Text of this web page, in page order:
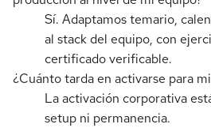
Sí. Adaptamos temario,
al stack del equipo, con
certificado verificable.
¿Cuánto tarda en activarse para
La activación corporativa
setup ni permanencia.